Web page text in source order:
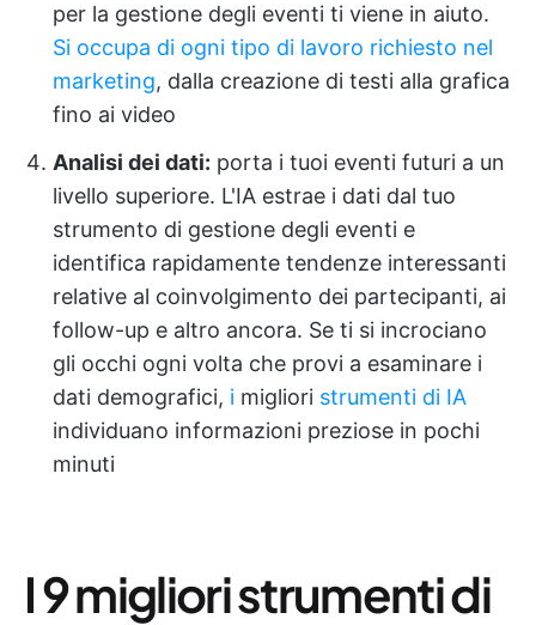
per la gestione degli eventi ti viene in aiuto.
Si occupa di ogni tipo di lavoro richiesto nel
marketing, dalla creazione di testi alla grafica
fino ai video
Analisi dei dati: porta i tuoi eventi futuri a un
livello superiore. L'IA estrae i dati dal tuo
strumento di gestione degli eventi e
identifica rapidamente tendenze interessanti
relative al coinvolgimento dei partecipanti, ai
follow-up e altro ancora. Se ti si incrociano
gli occhi ogni volta che provi a esaminare i
dati demografici, i migliori strumenti di IA
individuano informazioni preziose in pochi
minuti
I 9 migliori strumenti di